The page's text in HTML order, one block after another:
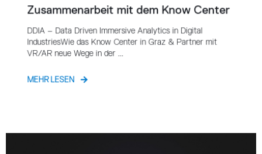
Zusammenarbeit mit dem Know Center
DDIA – Data Driven Immersive Analytics in Digital
IndustriesWie das Know Center in Graz & Partner mit
VR/AR neue Wege in der ...
MEHR LESEN